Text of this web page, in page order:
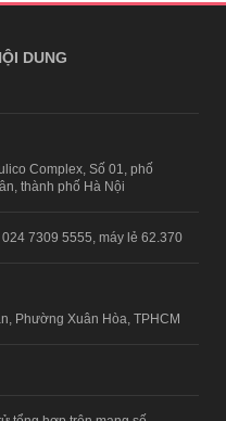
DUNG
Complex, Số 01, phố
thành phố Hà Nội
024 7309 5555, máy lẻ 62.370
Phường Xuân Hòa, TPHCM